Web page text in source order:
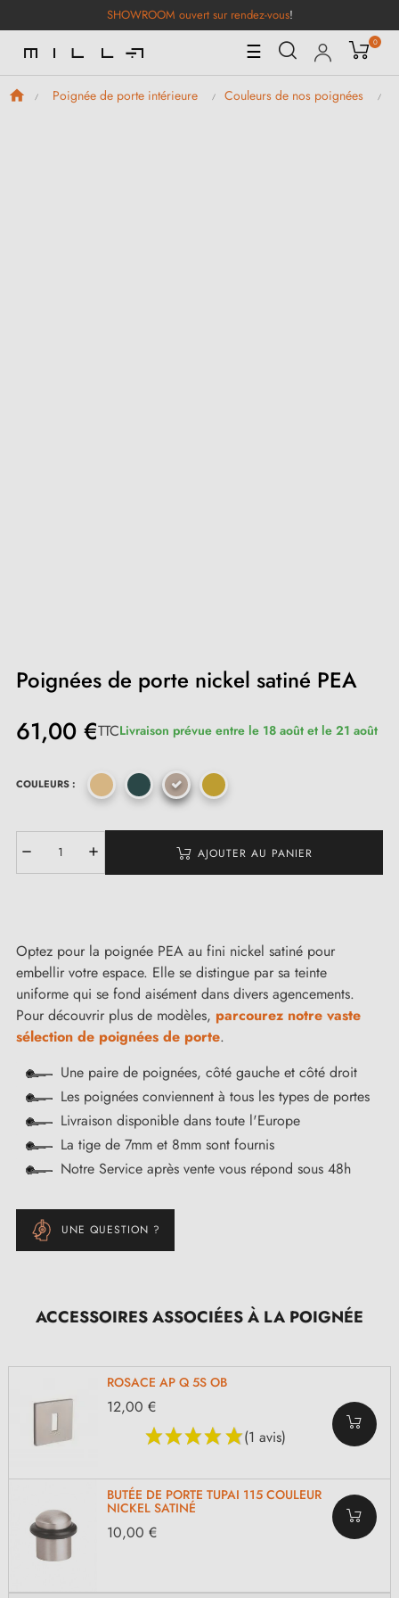
SHOWROOM ouvert sur rendez-vous!
Basculer
la
navigation
☰ 0
Poignée de porte intérieure Couleurs de nos poignées
Poignées de porte nickel satiné PEA
61,00 €TTCLivraison prévue entre le 18 août et le 21 août
COULEURS :
AJOUTER AU PANIER
Optez pour la poignée PEA au fini nickel satiné pour
embellir votre espace. Elle se distingue par sa teinte
uniforme qui se fond aisément dans divers agencements.
Pour découvrir plus de modèles, parcourez notre vaste
sélection de poignées de porte.
Une paire de poignées, côté gauche et côté droit
Les poignées conviennent à tous les types de portes
Livraison disponible dans toute l'Europe
La tige de 7mm et 8mm sont fournis
Notre Service après vente vous répond sous 48h
UNE QUESTION ?
ACCESSOIRES ASSOCIÉES À LA POIGNÉE
ROSACE AP Q 5S OB
(1 avis)
12,00 €
BUTÉE DE PORTE TUPAI 115 COULEUR
NICKEL SATINÉ
10,00 €